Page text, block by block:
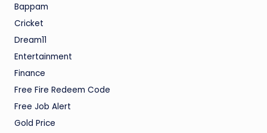
Bappam
Cricket
Dream11
Entertainment
Finance
Free Fire Redeem Code
Free Job Alert
Gold Price